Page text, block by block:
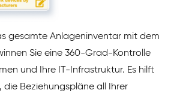
gesamte Anlageninventar mit dem
Sie eine 360-Grad-Kontrolle
und Ihre IT-Infrastruktur. Es hilft
die Beziehungspläne all Ihrer